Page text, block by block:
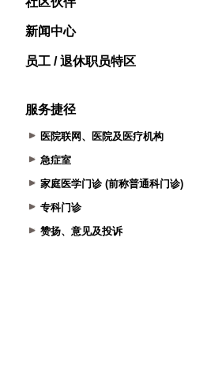
新闻中心
员工 / 退休职员特区
服务捷径
医院联网、医院及医疗机构
急症室
家庭医学门诊 (前称普通科门诊)
专科门诊
赞扬、意见及投诉